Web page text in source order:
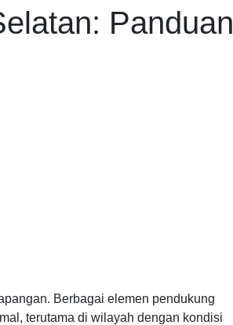
Panduan
Berbagai elemen pendukung
terutama di wilayah dengan kondisi